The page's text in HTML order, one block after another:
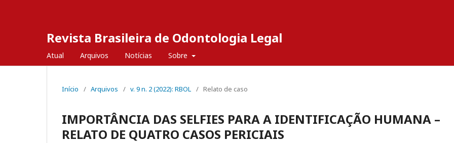
Revista Brasileira de Odontologia Legal
Atual Arquivos Notícias Sobre
Início / Arquivos / v. 9 n. 2 (2022): RBOL / Relato de caso
IMPORTÂNCIA DAS SELFIES PARA A IDENTIFICAÇÃO HUMANA –
RELATO DE QUATRO CASOS PERICIAIS